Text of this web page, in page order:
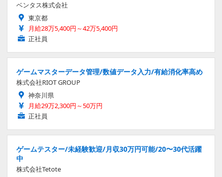
ベンタス株式会社
東京都
月給28万5,400円～42万5,400円
正社員
ゲームマスターデータ管理/数値データ入力/有給消化率高め
株式会社RIOT GROUP
神奈川県
月給29万2,300円～50万円
正社員
ゲームテスター/未経験歓迎/月収30万円可能/20〜30代活躍
中
株式会社Tetote